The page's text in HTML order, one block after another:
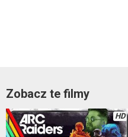
Zobacz te filmy
HD